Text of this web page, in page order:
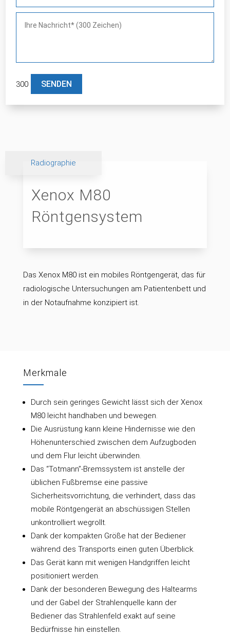
300 Bitte lasse dieses Feld leer.
Radiographie
Xenox M80
Röntgensystem
Das Xenox M80 ist ein mobiles Röntgengerät, das für
radiologische Untersuchungen am Patientenbett und
in der Notaufnahme konzipiert ist.
Merkmale
Durch sein geringes Gewicht lässt sich der Xenox
M80 leicht handhaben und bewegen.
Die Ausrüstung kann kleine Hindernisse wie den
Höhenunterschied zwischen dem Aufzugboden
und dem Flur leicht überwinden.
Das “Totmann”-Bremssystem ist anstelle der
üblichen Fußbremse eine passive
Sicherheitsvorrichtung, die verhindert, dass das
mobile Röntgengerät an abschüssigen Stellen
unkontrolliert wegrollt.
Dank der kompakten Größe hat der Bediener
während des Transports einen guten Überblick.
Das Gerät kann mit wenigen Handgriffen leicht
positioniert werden.
Dank der besonderen Bewegung des Haltearms
und der Gabel der Strahlenquelle kann der
Bediener das Strahlenfeld exakt auf seine
Bedürfnisse hin einstellen.